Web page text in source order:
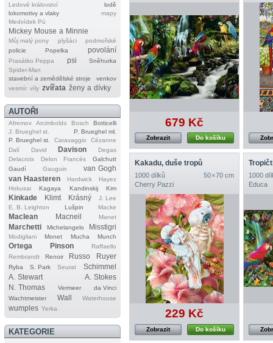
Ledové království
lodě
lokomotivy a vlaky
mapy
Medvídek Pú
Mickey Mouse a Minnie
Můj malý pony plyšáci
podmořské
policie
Popelka povolání
Prasátko Peppa psi
Sněhurka
Spider‐Man
stavební a zemědělské stroje
venkov
vesmír víly zvířata ženy a dívky
AUTOŘI
Afremov Arcimboldo Bosch
Botticelli
J. Brueghel st.
P. Brueghel ml.
P. Brueghel st.
Caravaggio
Cézanne
Dalí
David Davison
Degas
Delacroix
Delon Francés
Galchutt
Gaudí
Gauguin
van Gogh
van Haasteren
Hardwick
Hayez
Hokusai
Kagaya Kandinskij Kim
Kinkade Klimt Krásný
J. Lee
E. B. Leighton
Lušpin Macke
Maclean Macneil Manet
Marchetti Michelangelo Misstigri
Modigliani Monet Mucha Munch
Ortega Pinson
Raffaello
Rembrandt
Renoir Russo Ruyer
Ryba S. Park Seurat
Schimmel
A. Stewart
A. Stokes
N. Thomas
Vermeer
da Vinci
Wachtmeister
Wall Waterhouse
wumples Yerka
KATEGORIE
679 Kč
Do košíku
Zobrazit
Kakadu, duše tropů
1000 dílků
50 × 70 cm
Cherry Pazzi
229 Kč
Do košíku
Zobrazit
1000
Educa